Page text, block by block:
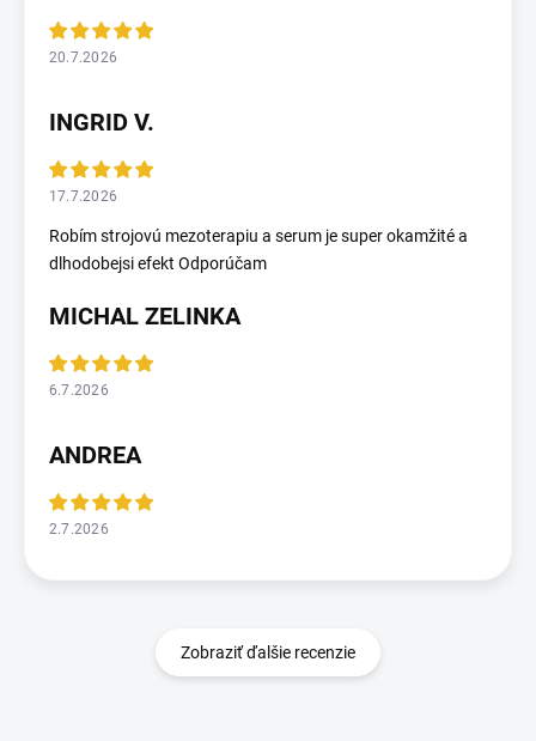
20.7.2026
INGRID V.
17.7.2026
Robím strojovú mezoterapiu a serum je super okamžité a
dlhodobejsi efekt Odporúčam
MICHAL ZELINKA
6.7.2026
ANDREA
2.7.2026
Zobraziť ďalšie recenzie